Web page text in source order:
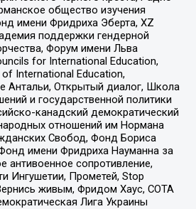
общество изучения
имени Фридриха Эберта, XZ
поддержки гендерной
Форум имени Льва
for International Education,
International Education,
Антальи, Открытый диалог, Школа
и государственной политики
канадский демократический
отношений им Нормана
Свобод, Фонд Бориса
имени Фридриха Науманна за
антивоенное сопротивление,
Ингушетии, Прометей, Stop
живым, Фридом Хаус, СОТА
Лига Украины